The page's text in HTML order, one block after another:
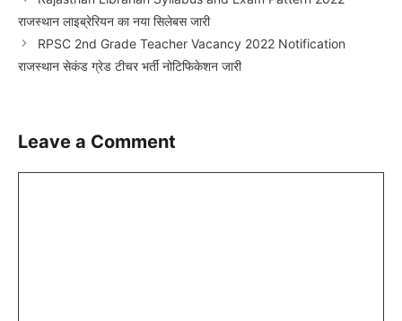
राजस्थान लाइब्रेरियन का नया सिलेबस जारी
RPSC 2nd Grade Teacher Vacancy 2022 Notification
राजस्थान सेकंड ग्रेड टीचर भर्ती नोटिफिकेशन जारी
Leave a Comment